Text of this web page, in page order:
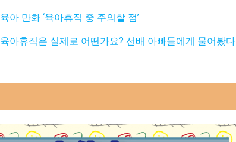
육아 만화 ‘육아휴직 중 주의할 점’
육아휴직은 실제로 어떤가요? 선배 아빠들에게 물어봤다